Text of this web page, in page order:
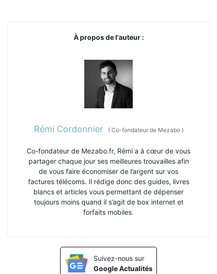
À propos de l'auteur :
Rémi Cordonnier (Co-fondateur de Mezabo )
Co-fondateur de Mezabo.fr, Rémi a à cœur de vous
partager chaque jour ses meilleures trouvailles afin
de vous faire économiser de l’argent sur vos
factures télécoms. Il rédige donc des guides, livres
blancs et articles vous permettant de dépenser
toujours moins quand il s’agit de box internet et
forfaits mobiles.
Suivez-nous sur
Google Actualités